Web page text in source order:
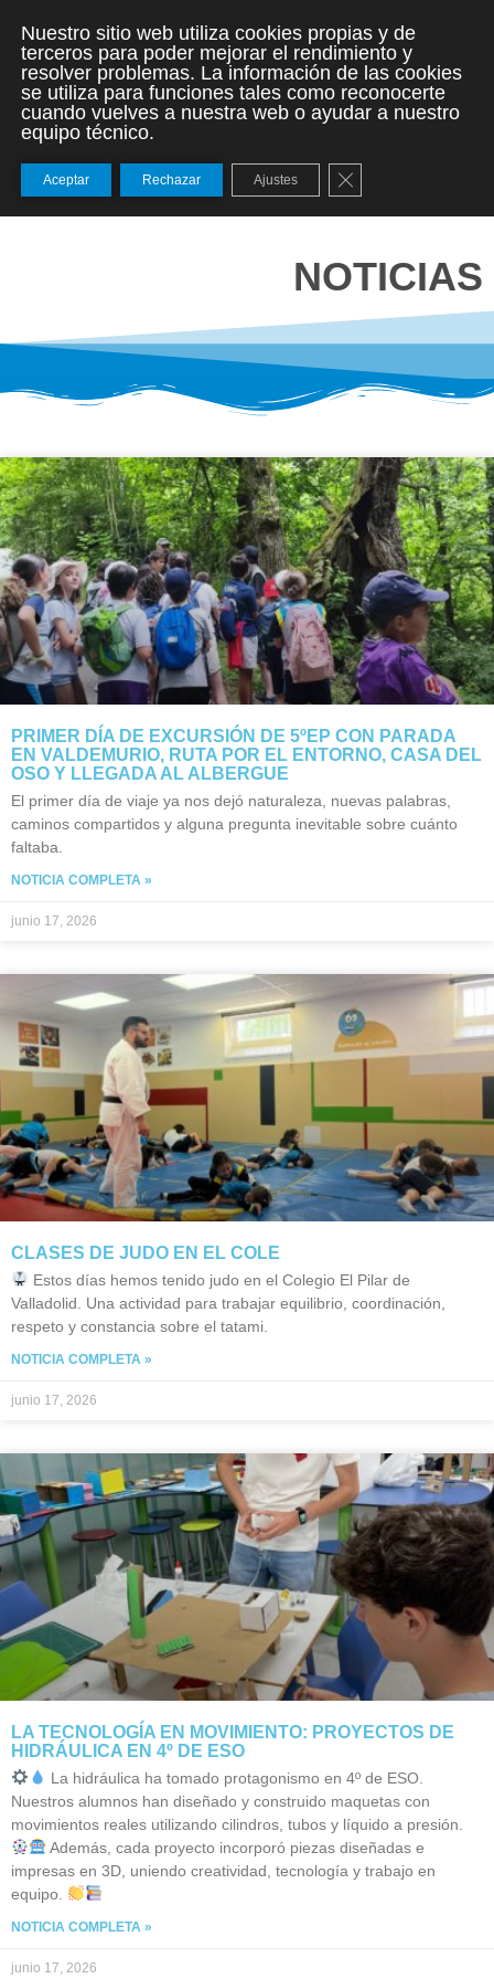
NOTICIAS
PRIMER DÍA DE EXCURSIÓN DE 5ºEP CON PARADA
EN VALDEMURIO, RUTA POR EL ENTORNO, CASA DEL
OSO Y LLEGADA AL ALBERGUE
El primer día de viaje ya nos dejó naturaleza, nuevas palabras,
caminos compartidos y alguna pregunta inevitable sobre cuánto
faltaba.
NOTICIA COMPLETA »
junio 17, 2026
CLASES DE JUDO EN EL COLE
Estos días hemos tenido judo en el Colegio El Pilar de
Valladolid. Una actividad para trabajar equilibrio, coordinación,
respeto y constancia sobre el tatami.
NOTICIA COMPLETA »
junio 17, 2026
LA TECNOLOGÍA EN MOVIMIENTO: PROYECTOS DE
HIDRÁULICA EN 4º DE ESO
La hidráulica ha tomado protagonismo en 4º de ESO.
Nuestros alumnos han diseñado y construido maquetas con
movimientos reales utilizando cilindros, tubos y líquido a presión.
Además, cada proyecto incorporó piezas diseñadas e
impresas en 3D, uniendo creatividad, tecnología y trabajo en
equipo.
NOTICIA COMPLETA »
junio 17, 2026
Nuestro sitio web utiliza cookies propias y de
terceros para poder mejorar el rendimiento y
resolver problemas. La información de las cookies
se utiliza para funciones tales como reconocerte
cuando vuelves a nuestra web o ayudar a nuestro
equipo técnico.
Aceptar Rechazar Ajustes Cerrar el banner de